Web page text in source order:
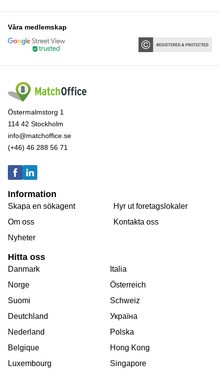
Våra medlemskap
Östermalmstorg 1
114 42 Stockholm
info@matchoffice.se
(+46) 46 288 56 71
Information
Skapa en sökagent
Om oss
Nyheter
Hyr ut foretagslokaler
Kontakta oss
Hitta oss
Danmark
Norge
Suomi
Deutchland
Nederland
Belgique
Luxembourg
Italia
Österreich
Schweiz
Україна
Polska
Hong Kong
Singapore